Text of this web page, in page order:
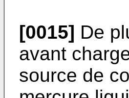
[0015] De
avant
source de